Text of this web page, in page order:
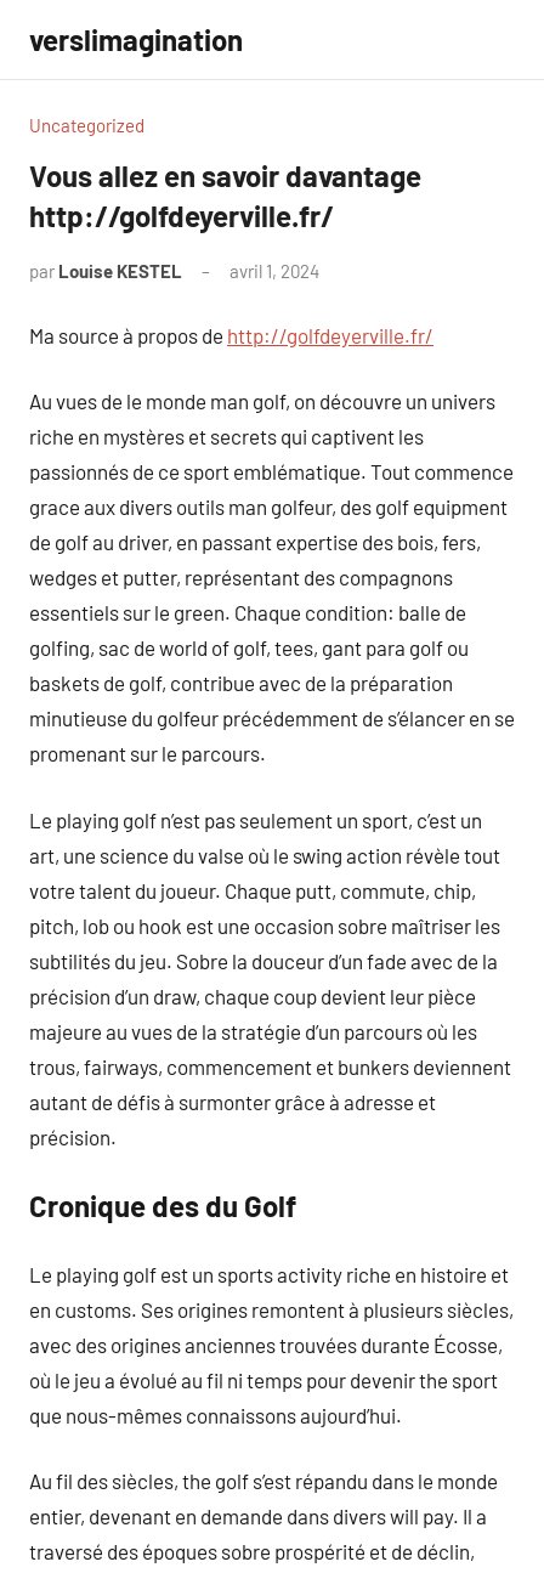
contenu
verslimagination
Uncategorized
Vous allez en savoir davantage
http://golfdeyerville.fr/
par Louise KESTEL avril 1, 2024
Ma source à propos de http://golfdeyerville.fr/
Au vues de le monde man golf, on découvre un univers
riche en mystères et secrets qui captivent les
passionnés de ce sport emblématique. Tout commence
grace aux divers outils man golfeur, des golf equipment
de golf au driver, en passant expertise des bois, fers,
wedges et putter, représentant des compagnons
essentiels sur le green. Chaque condition: balle de
golfing, sac de world of golf, tees, gant para golf ou
baskets de golf, contribue avec de la préparation
minutieuse du golfeur précédemment de s’élancer en se
promenant sur le parcours.
Le playing golf n’est pas seulement un sport, c’est un
art, une science du valse où le swing action révèle tout
votre talent du joueur. Chaque putt, commute, chip,
pitch, lob ou hook est une occasion sobre maîtriser les
subtilités du jeu. Sobre la douceur d’un fade avec de la
précision d’un draw, chaque coup devient leur pièce
majeure au vues de la stratégie d’un parcours où les
trous, fairways, commencement et bunkers deviennent
autant de défis à surmonter grâce à adresse et
précision.
Cronique des du Golf
Le playing golf est un sports activity riche en histoire et
en customs. Ses origines remontent à plusieurs siècles,
avec des origines anciennes trouvées durante Écosse,
où le jeu a évolué au fil ni temps pour devenir the sport
que nous-mêmes connaissons aujourd’hui.
Au fil des siècles, the golf s’est répandu dans le monde
entier, devenant en demande dans divers will pay. Il a
traversé des époques sobre prospérité et de déclin,